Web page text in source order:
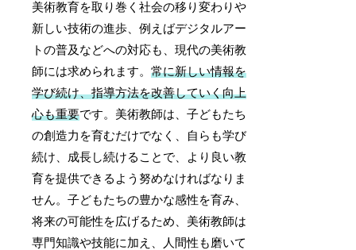
美術教育を取り巻く社会の移り変わりや
新しい技術の進歩、例えばデジタルアー
トの普及などへの対応も、現代の美術教
師には求められます。常に新しい情報を
学び続け、指導方法を改善していく向上
心も重要です。美術教師は、子どもたち
の創造力を育むだけでなく、自らも学び
続け、成長し続けることで、より良い教
育を提供できるよう努めなければなりま
せん。子どもたちの豊かな感性を育み、
将来の可能性を広げるため、美術教師は
専門知識や技能に加え、人間性も磨いて